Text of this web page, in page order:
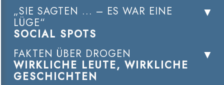
„SIE SAGTEN ... – ES WAR EINE
LÜGE“
SOCIAL SPOTS
FAKTEN ÜBER DROGEN
WIRKLICHE LEUTE, WIRKLICHE
GESCHICHTEN